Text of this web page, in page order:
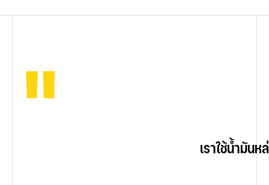
"
"
"
"